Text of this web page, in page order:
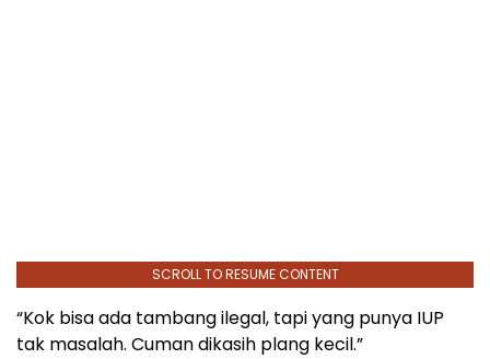
SCROLL TO RESUME CONTENT
“Kok bisa ada tambang ilegal, tapi yang punya IUP
tak masalah. Cuman dikasih plang kecil.”